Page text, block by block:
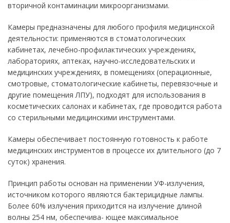
вторичной контаминации микроорганизмами.
Камеры предназначены для любого профиля медицинской
деятельности: применяются в стоматологических
кабинетах, лечебно-профилактических учреждениях,
лабораториях, аптеках, научно-исследовательских и
медицинских учреждениях, в помещениях (операционные,
смотровые, стоматологические кабинеты, перевязочные и
другие помещения ЛПУ), подходят для использования в
косметических салонах и кабинетах, где проводится работа
со стерильными медицинскими инструментами.
Камеры обеспечивает постоянную готовность к работе
медицинских инструментов в процессе их длительного (до 7
суток) хранения.
Принцип работы основан на применении УФ-излучения,
источником которого являются бактерицидные лампы.
Более 60% излучения приходится на излучение длиной
волны 254 нм, обеспечива- ющее максимальное